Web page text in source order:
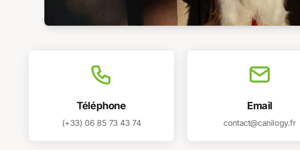
Téléphone
(+33) 06 85 73 43 74
Email
contact@canilogy.fr